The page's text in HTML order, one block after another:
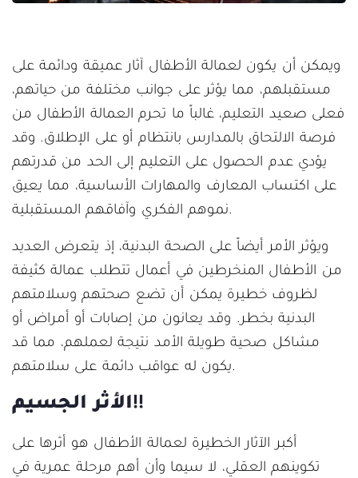
ويمكن أن يكون لعمالة الأطفال آثار عميقة ودائمة على
مستقبلهم، مما يؤثر على جوانب مختلفة من حياتهم،
فعلى صعيد التعليم، غالباً ما تحرم العمالة الأطفال من
فرصة الالتحاق بالمدارس بانتظام أو على الإطلاق. وقد
يؤدي عدم الحصول على التعليم إلى الحد من قدرتهم
على اكتساب المعارف والمهارات الأساسية، مما يعيق
نموهم الفكري وآفاقهم المستقبلية.
ويؤثر الأمر أيضاً على الصحة البدنية، إذ يتعرض العديد
من الأطفال المنخرطين في أعمال تتطلب عمالة كثيفة
لظروف خطيرة يمكن أن تضع صحتهم وسلامتهم
البدنية بخطر. وقد يعانون من إصابات أو أمراض أو
مشاكل صحية طويلة الأمد نتيجة لعملهم، مما قد
يكون له عواقب دائمة على سلامتهم.
الأثر الجسيم!!
أكبر الآثار الخطيرة لعمالة الأطفال هو أثرها على
تكوينهم العقلي، لا سيما وأن أهم مرحلة عمرية في